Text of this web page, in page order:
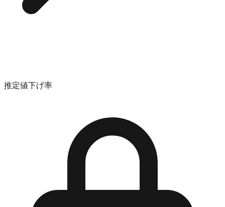
推定値下げ率